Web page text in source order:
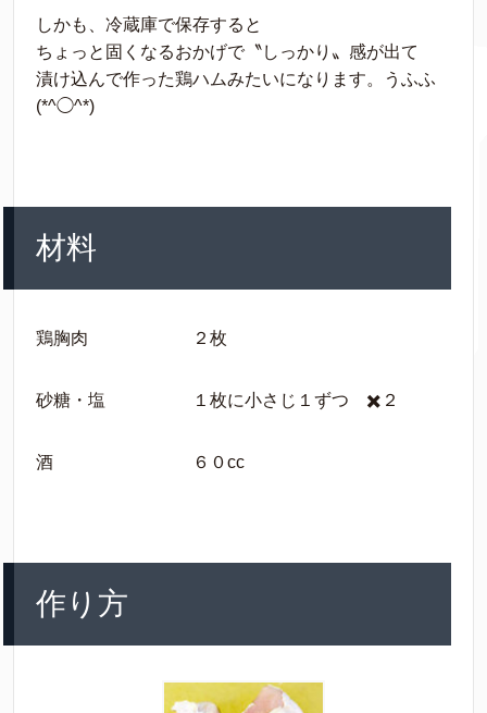
しかも、冷蔵庫で保存すると
ちょっと固くなるおかげで〝しっかり〟感が出て
漬け込んで作った鶏ハムみたいになります。うふふ
(*^◯^*)
材料
鶏胸肉 ２枚
砂糖・塩 １枚に小さじ１ずつ ✖️２
酒 ６０cc
作り方